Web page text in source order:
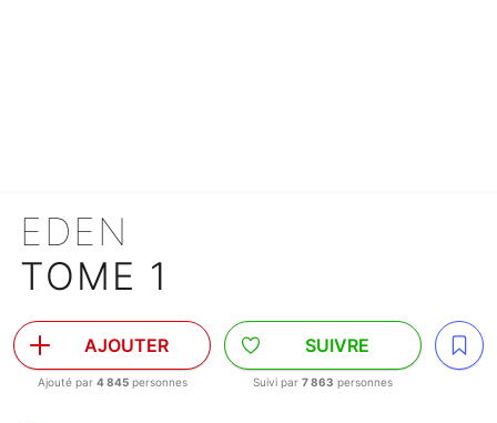
EDEN
TOME 1
AJOUTER
Ajouté par 4 845personnes
SUIVRE
Suivi par 7 863 personnes